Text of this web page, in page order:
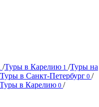
/Туры в Карелию 1 /Туры на
Туры в Санкт-Петербург 0 /
Туры в Карелию 0 /